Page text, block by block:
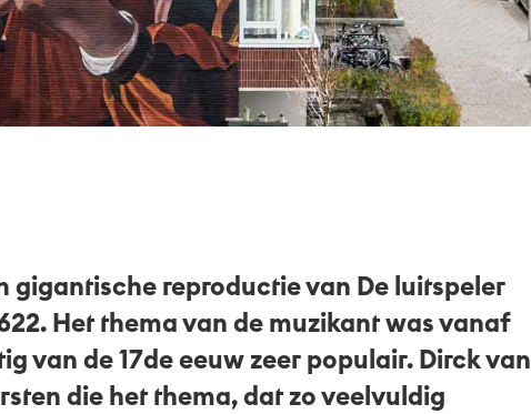
gigantische reproductie van De luitspeler
Het thema van de muzikant was vanaf
van de 17de eeuw zeer populair. Dirck van
die het thema, dat zo veelvuldig